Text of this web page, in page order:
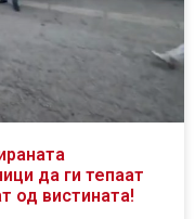
да ги тепаат
од вистината!